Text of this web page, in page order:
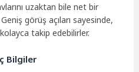
uzaktan bile net bir
görüş açıları sayesinde,
takip edebilirler.
Bilgiler